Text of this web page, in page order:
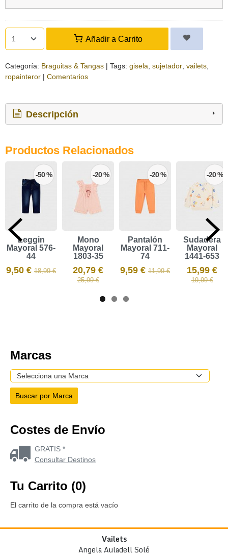
Añadir a Carrito
Categoría: Braguitas & Tangas | Tags: gisela sujetador vailets
ropainteror | Comentarios
Descripción
Productos Relacionados
-50 %
Leggin
Mayoral 576-
44
9,50 € 18,99 €
-20 %
Mono
Mayoral
1803-35
20,79 €
25,99 €
-20 %
Pantalón
Mayoral 711-
74
9,59 € 11,99 €
-20 %
Sudadera
Mayoral
1441-653
15,99 €
19,99 €
Marcas
Costes de Envío
GRATIS *
Consultar Destinos
Tu Carrito (0)
El carrito de la compra está vacío
Vailets
Angela Auladell Solé